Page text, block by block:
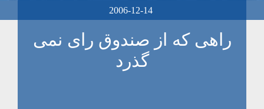
2006-12-14
راهی که از صندوق رای نمی
گذرد